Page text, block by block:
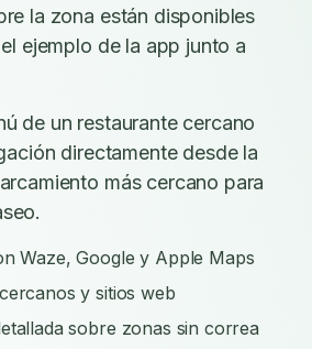
la zona están disponibles
ejemplo de la app junto a
de un restaurante cercano
directamente desde la
más cercano para
Waze, Google y Apple Maps
y sitios web
sobre zonas sin correa